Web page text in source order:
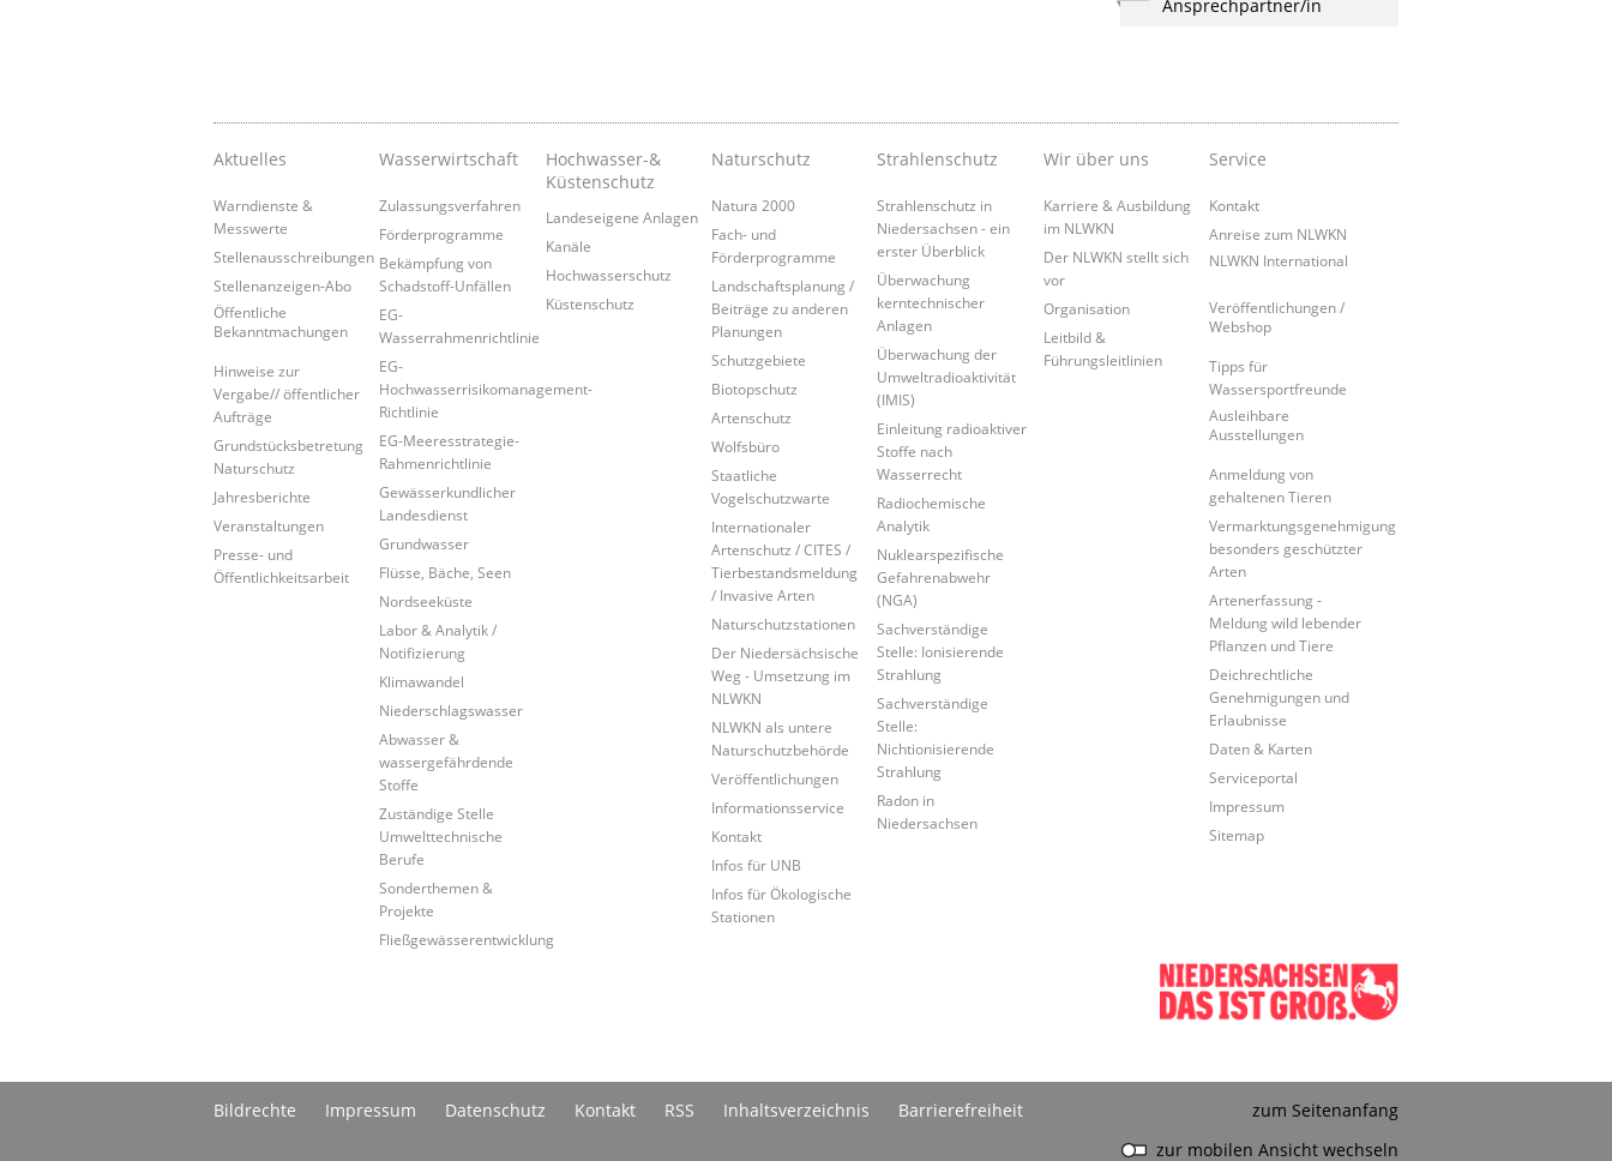
Ansprechpartner/in
Aktuelles
Warndienste &
Messwerte
Stellenausschreibungen
Stellenanzeigen-Abo
Öffentliche
Bekanntmachungen
Hinweise zur
Vergabe// öffentlicher
Aufträge
Grundstücksbetretung
Naturschutz
Jahresberichte
Veranstaltungen
Presse- und
Öffentlichkeitsarbeit
Wasserwirtschaft
Zulassungsverfahren
Förderprogramme
Bekämpfung von
Schadstoff-Unfällen
EG-
Wasserrahmenrichtlinie
EG-
Hochwasserrisikomanagement-
Richtlinie
EG-Meeresstrategie-
Rahmenrichtlinie
Gewässerkundlicher
Landesdienst
Grundwasser
Flüsse, Bäche, Seen
Nordseeküste
Labor & Analytik /
Notifizierung
Klimawandel
Niederschlagswasser
Abwasser &
wassergefährdende
Stoffe
Zuständige Stelle
Umwelttechnische
Berufe
Sonderthemen &
Projekte
Fließgewässerentwicklung
Hochwasser-&
Küstenschutz
Landeseigene Anlagen
Kanäle
Hochwasserschutz
Küstenschutz
Naturschutz
Natura 2000
Fach- und
Förderprogramme
Landschaftsplanung /
Beiträge zu anderen
Planungen
Schutzgebiete
Biotopschutz
Artenschutz
Wolfsbüro
Staatliche
Vogelschutzwarte
Internationaler
Artenschutz / CITES /
Tierbestandsmeldung
/ Invasive Arten
Naturschutzstationen
Der Niedersächsische
Weg - Umsetzung im
NLWKN
NLWKN als untere
Naturschutzbehörde
Veröffentlichungen
Informationsservice
Kontakt
Infos für UNB
Infos für Ökologische
Stationen
Strahlenschutz
Strahlenschutz in
Niedersachsen - ein
erster Überblick
Überwachung
kerntechnischer
Anlagen
Überwachung der
Umweltradioaktivität
(IMIS)
Einleitung radioaktiver
Stoffe nach
Wasserrecht
Radiochemische
Analytik
Nuklearspezifische
Gefahrenabwehr
(NGA)
Sachverständige
Stelle: Ionisierende
Strahlung
Sachverständige
Stelle:
Nichtionisierende
Strahlung
Radon in
Niedersachsen
Wir über uns
Karriere & Ausbildung
im NLWKN
Der NLWKN stellt sich
vor
Organisation
Leitbild &
Führungsleitlinien
Service
Kontakt
Anreise zum NLWKN
NLWKN International
Veröffentlichungen /
Webshop
Tipps für
Wassersportfreunde
Ausleihbare
Ausstellungen
Anmeldung von
gehaltenen Tieren
Vermarktungsgenehmigung
besonders geschützter
Arten
Artenerfassung -
Meldung wild lebender
Pflanzen und Tiere
Deichrechtliche
Genehmigungen und
Erlaubnisse
Daten & Karten
Serviceportal
Impressum
Sitemap
Bildrechte Impressum Datenschutz Kontakt RSS Inhaltsverzeichnis Barrierefreiheit
zum Seitenanfang
zur mobilen Ansicht wechseln